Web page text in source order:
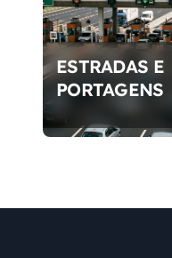
ESTRADAS E
PORTAGENS